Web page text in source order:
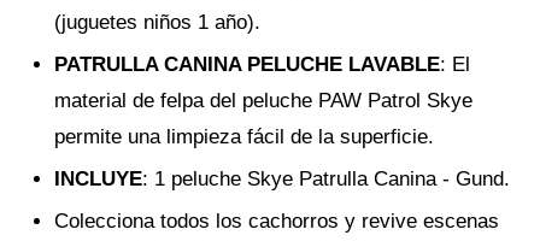
(juguetes niños 1 año).
PATRULLA CANINA PELUCHE LAVABLE: El
material de felpa del peluche PAW Patrol Skye
permite una limpieza fácil de la superficie.
INCLUYE: 1 peluche Skye Patrulla Canina - Gund.
Colecciona todos los cachorros y revive escenas